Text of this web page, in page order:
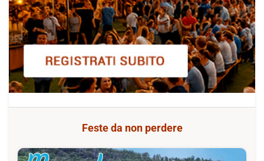
Feste da non perdere